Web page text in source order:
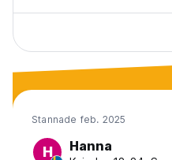
Stannade feb. 2025
H Hanna